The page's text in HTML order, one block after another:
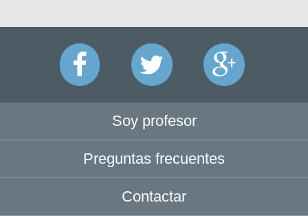
Soy profesor
Preguntas frecuentes
Contactar